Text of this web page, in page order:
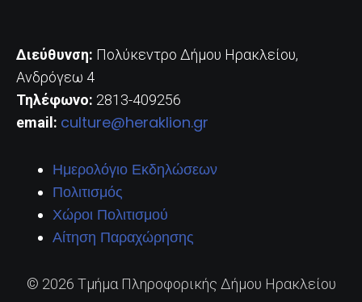
Διεύθυνση: Πολύκεντρο Δήμου Ηρακλείου,
Ανδρόγεω 4
Τηλέφωνο: 2813-409256
email: culture@heraklion.gr
Ημερολόγιο Εκδηλώσεων
Πολιτισμός
Χώροι Πολιτισμού
Αίτηση Παραχώρησης
© 2026 Τμήμα Πληροφορικής Δήμου Ηρακλείου